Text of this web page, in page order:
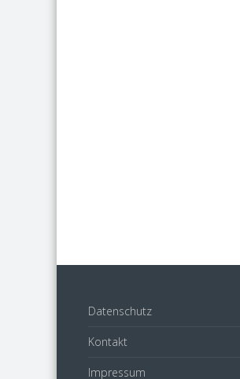
Datenschutz
Kontakt
Impressum